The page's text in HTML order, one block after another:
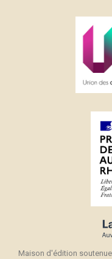
Maison d'édition